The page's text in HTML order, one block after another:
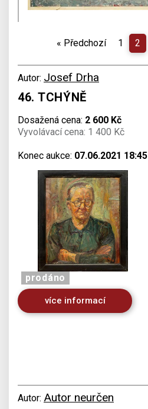
« Předchozí 1 2
Autor: Josef Drha
46. TCHÝNĚ
Dosažená cena: 2 600 Kč
Vyvolávací cena: 1 400 Kč
Konec aukce: 07.06.2021 18:45
prodáno
více informací
Autor: Autor neurčen